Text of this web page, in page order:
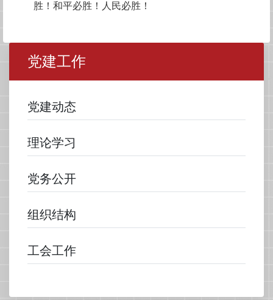
党建工作
党建动态
理论学习
党务公开
组织结构
工会工作
胜！和平必胜！人民必胜！